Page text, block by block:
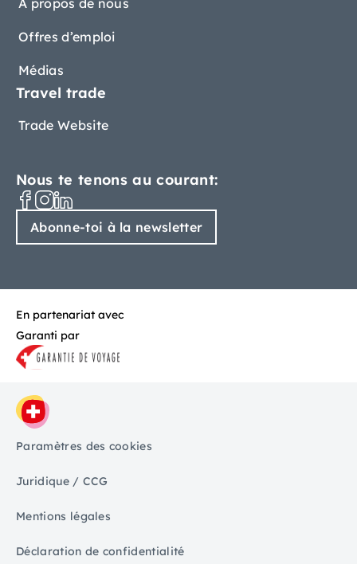
À propos de nous
Offres d’emploi
Médias
Travel trade
Trade Website
Nous te tenons au courant:
Abonne-toi à la newsletter
En partenariat avec
Garanti par
Paramètres des cookies
Juridique / CCG
Mentions légales
Déclaration de confidentialité